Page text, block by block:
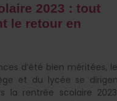
2023 : tout
le retour en
d’été bien méritées,
et du lycée se
la rentrée scolaire